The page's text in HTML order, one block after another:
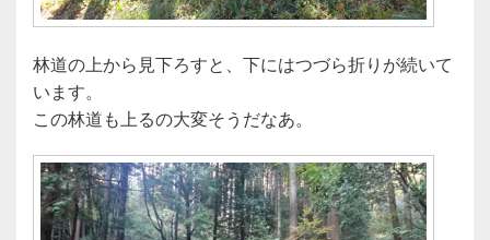
林道の上から見下ろすと、下にはつづら折りが続いて
います。
この林道も上るの大変そうだなあ。